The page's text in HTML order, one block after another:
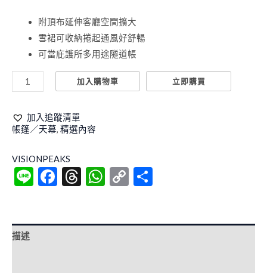
附頂布延伸客廳空間擴大
雪裙可收納捲起通風好舒暢
可當庇護所多用途隧道帳
加入購物車 立即購買
加入追蹤清單
帳篷／天幕, 精選內容
VISIONPEAKS
LineFacebook
Threads
WhatsApp
Copy
描述